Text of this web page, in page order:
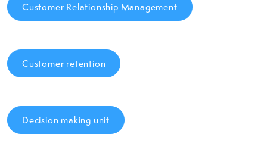
Customer Relationship Management
Customer retention
Decision making unit